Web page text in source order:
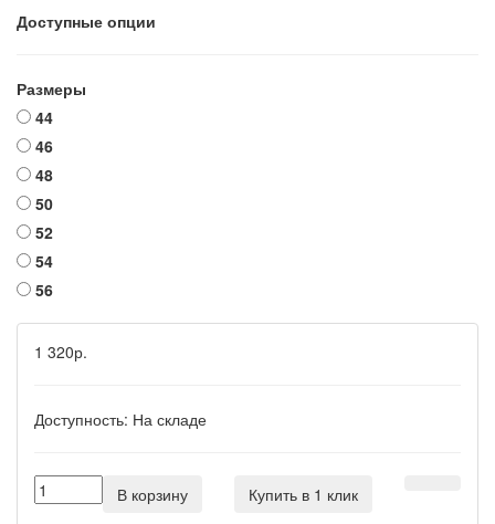
Доступные опции
Размеры
44
46
48
50
52
54
56
1 320р.
Доступность: На складе
В корзину Купить в 1 клик